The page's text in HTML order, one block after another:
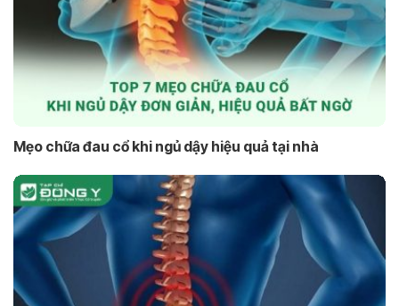
Mẹo chữa đau cổ khi ngủ dậy hiệu quả tại nhà